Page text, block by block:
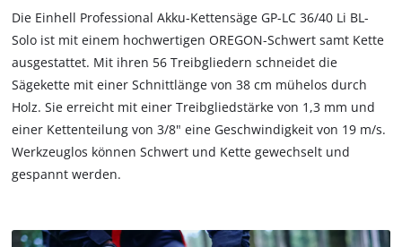
Die Einhell Professional Akku-Kettensäge GP-LC 36/40 Li BL-
Solo ist mit einem hochwertigen OREGON-Schwert samt Kette
ausgestattet. Mit ihren 56 Treibgliedern schneidet die
Sägekette mit einer Schnittlänge von 38 cm mühelos durch
Holz. Sie erreicht mit einer Treibgliedstärke von 1,3 mm und
einer Kettenteilung von 3/8" eine Geschwindigkeit von 19 m/s.
Werkzeuglos können Schwert und Kette gewechselt und
gespannt werden.